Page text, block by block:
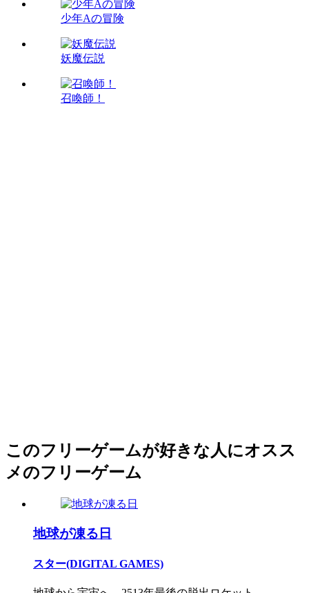
少年Aの冒険
妖魔伝説
召喚師！
このフリーゲームが好きな人にオスス
メのフリーゲーム
地球が凍る日
スター(DIGITAL GAMES)